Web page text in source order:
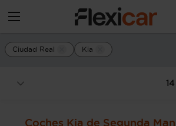
Ciudad Real Kia
Coches Kia de Segunda